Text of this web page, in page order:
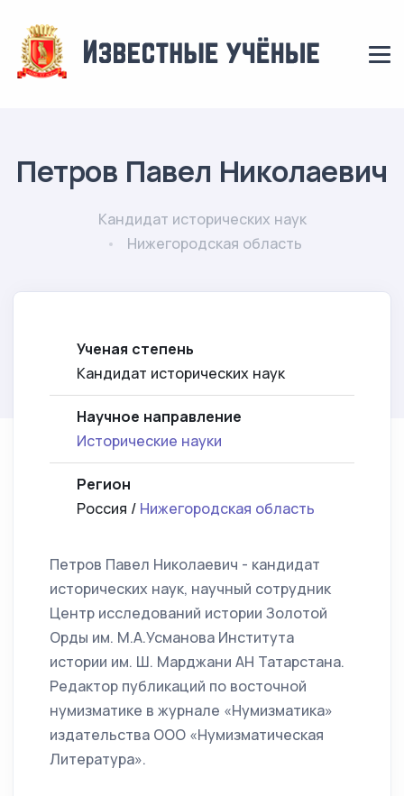
Петров Павел Николаевич
Кандидат исторических наук
Нижегородская область
Ученая степень
Кандидат исторических наук
Научное направление
Исторические науки
Регион
Россия / Нижегородская область
Петров Павел Николаевич - кандидат
исторических наук, научный сотрудник
Центр исследований истории Золотой
Орды им. М.А.Усманова Института
истории им. Ш. Марджани АН Татарстана.
Редактор публикаций по восточной
нумизматике в журнале «Нумизматика»
издательства ООО «Нумизматическая
Литература».